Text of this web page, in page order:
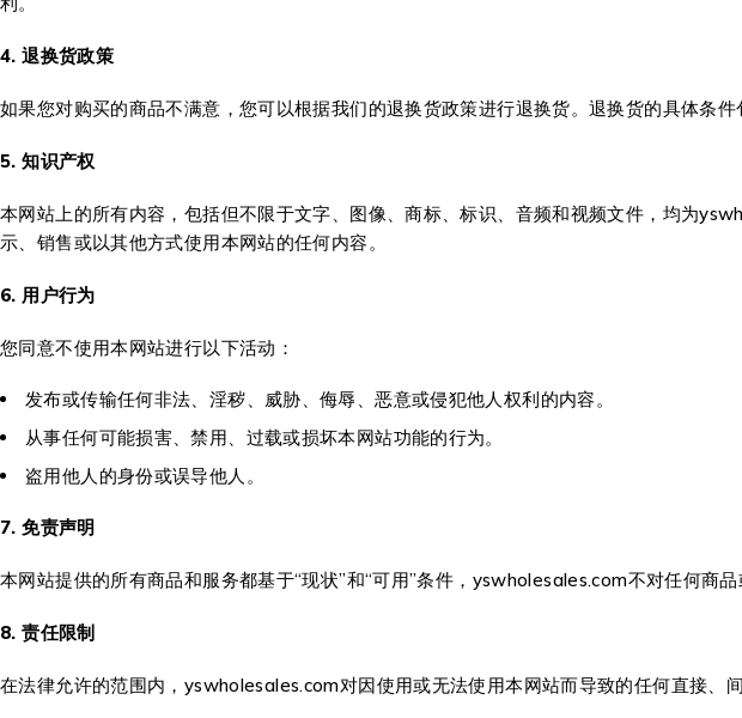
4. 退换货政策
如果您对购买的商品不满意，您可以根据我们的退换货政策进行退换货。退换货的具体条
5. 知识产权
本网站上的所有内容，包括但不限于文字、图像、商标、标识、音频和视频文件，均为
示、销售或以其他方式使用本网站的任何内容。
6. 用户行为
您同意不使用本网站进行以下活动：
发布或传输任何非法、淫秽、威胁、侮辱、恶意或侵犯他人权利的内容。
从事任何可能损害、禁用、过载或损坏本网站功能的行为。
盗用他人的身份或误导他人。
7. 免责声明
本网站提供的所有商品和服务都基于“现状”和“可用”条件，yswholesales.com不对任何商
8. 责任限制
在法律允许的范围内，yswholesales.com对因使用或无法使用本网站而导致的任何直接、